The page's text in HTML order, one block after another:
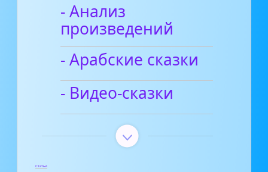
- Анализ
произведений
- Арабские сказки
- Видео-сказки
Статьи